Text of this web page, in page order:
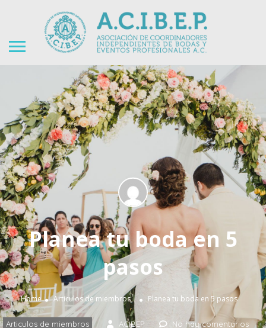
Planea tu boda en 5
pasos
Home Articulos de miembros Planea tu boda en 5 pasos
Articulos de miembros ACIBEP
No hay comentarios